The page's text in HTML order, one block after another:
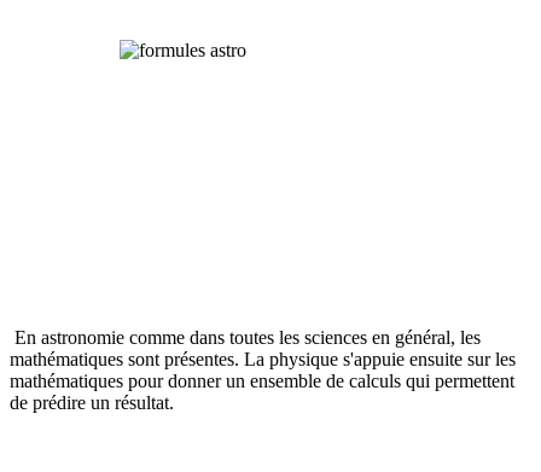
En astronomie comme dans toutes les sciences en général, les
mathématiques sont présentes. La physique s'appuie ensuite sur les
mathématiques pour donner un ensemble de calculs qui permettent
de prédire un résultat.